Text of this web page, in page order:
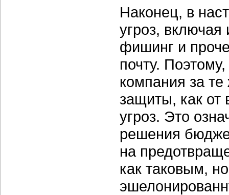
Наконец, в
угроз, включая
фишинг и
почту.
компания за те
защиты, как от
угроз. Это
решения
на
как таковым,